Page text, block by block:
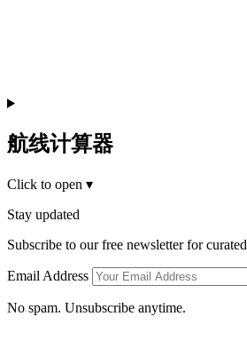
航线计算器
Click to open ▾
Stay updated
Subscribe to our free newsletter for
Email Address
No spam. Unsubscribe anytime.